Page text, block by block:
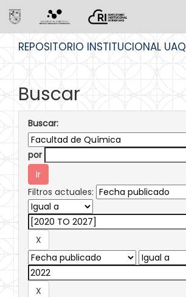
REPOSITORIO INSTITUCIONAL UAQ
Buscar
Buscar:
por
Filtros actuales: